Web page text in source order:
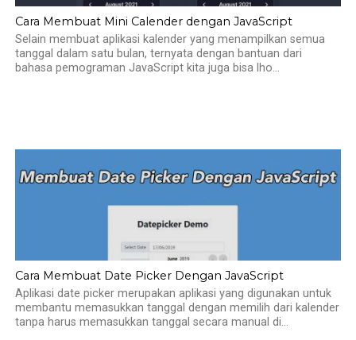
Cara Membuat Mini Calender dengan JavaScript
Selain membuat aplikasi kalender yang menampilkan semua
tanggal dalam satu bulan, ternyata dengan bantuan dari
bahasa pemograman JavaScript kita juga bisa lho...
Cara Membuat Date Picker Dengan JavaScript
Aplikasi date picker merupakan aplikasi yang digunakan untuk
membantu memasukkan tanggal dengan memilih dari kalender
tanpa harus memasukkan tanggal secara manual di...